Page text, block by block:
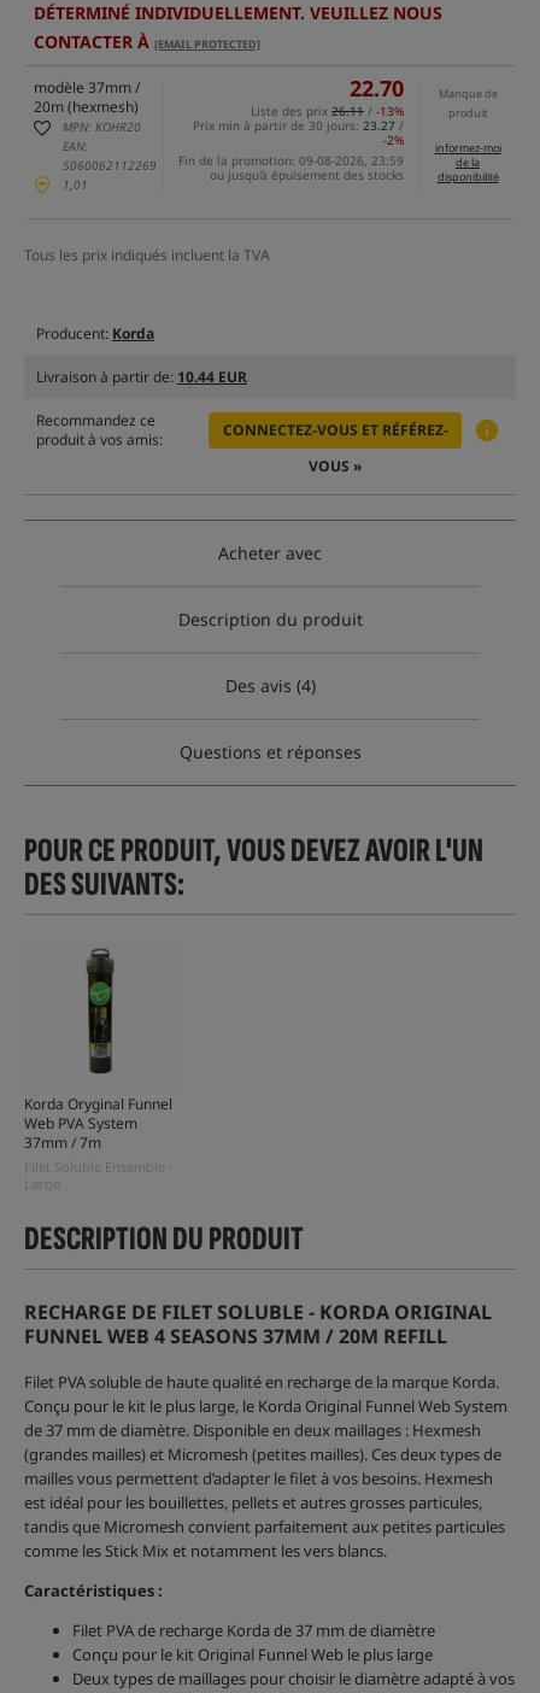
DÉTERMINÉ INDIVIDUELLEMENT. VEUILLEZ NOUS
CONTACTER À [EMAIL PROTECTED]
modèle 37mm /
20m (hexmesh)
MPN: KOHR20
EAN:
5060062112269
1,01
22.70
Liste des prix 26.11 / -13%
Prix min à partir de 30 jours: 23.27 /
-2%
Fin de la promotion: 09-08-2026, 23:59
ou jusqu'à épuisement des stocks
Manque de
produit
informez-moi
de la
disponibilité
Tous les prix indiqués incluent la TVA
Producent: Korda
Livraison à partir de: 10.44 EUR
Recommandez ce
produit à vos amis:
CONNECTEZ-VOUS ET RÉFÉREZ-
VOUS »
Acheter avec
Description du produit
Des avis (4)
Questions et réponses
POUR CE PRODUIT, VOUS DEVEZ AVOIR L'UN
DES SUIVANTS:
Korda Oryginal Funnel
Web PVA System
37mm / 7m
Filet Soluble Ensemble -
Large
DESCRIPTION DU PRODUIT
RECHARGE DE FILET SOLUBLE - KORDA ORIGINAL
FUNNEL WEB 4 SEASONS 37MM / 20M REFILL
Filet PVA soluble de haute qualité en recharge de la marque Korda.
Conçu pour le kit le plus large, le Korda Original Funnel Web System
de 37 mm de diamètre. Disponible en deux maillages : Hexmesh
(grandes mailles) et Micromesh (petites mailles). Ces deux types de
mailles vous permettent d’adapter le filet à vos besoins. Hexmesh
est idéal pour les bouillettes, pellets et autres grosses particules,
tandis que Micromesh convient parfaitement aux petites particules
comme les Stick Mix et notamment les vers blancs.
Caractéristiques :
Filet PVA de recharge Korda de 37 mm de diamètre
Conçu pour le kit Original Funnel Web le plus large
Deux types de maillages pour choisir le diamètre adapté à vos